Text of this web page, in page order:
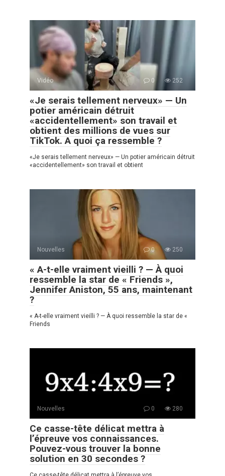
Vidéo 0 252
«Je serais tellement nerveux» — Un
potier américain détruit
«accidentellement» son travail et
obtient des millions de vues sur
TikTok. A quoi ça ressemble ?
«Je serais tellement nerveux» — Un potier américain détruit
«accidentellement» son travail et obtient
Nouvelles 0 250
« A-t-elle vraiment vieilli ? — À quoi
ressemble la star de « Friends »,
Jennifer Aniston, 55 ans, maintenant
?
« A-t-elle vraiment vieilli ? — À quoi ressemble la star de «
Friends
Nouvelles 0 280
Ce casse-tête délicat mettra à
l’épreuve vos connaissances.
Pouvez-vous trouver la bonne
solution en 30 secondes ?